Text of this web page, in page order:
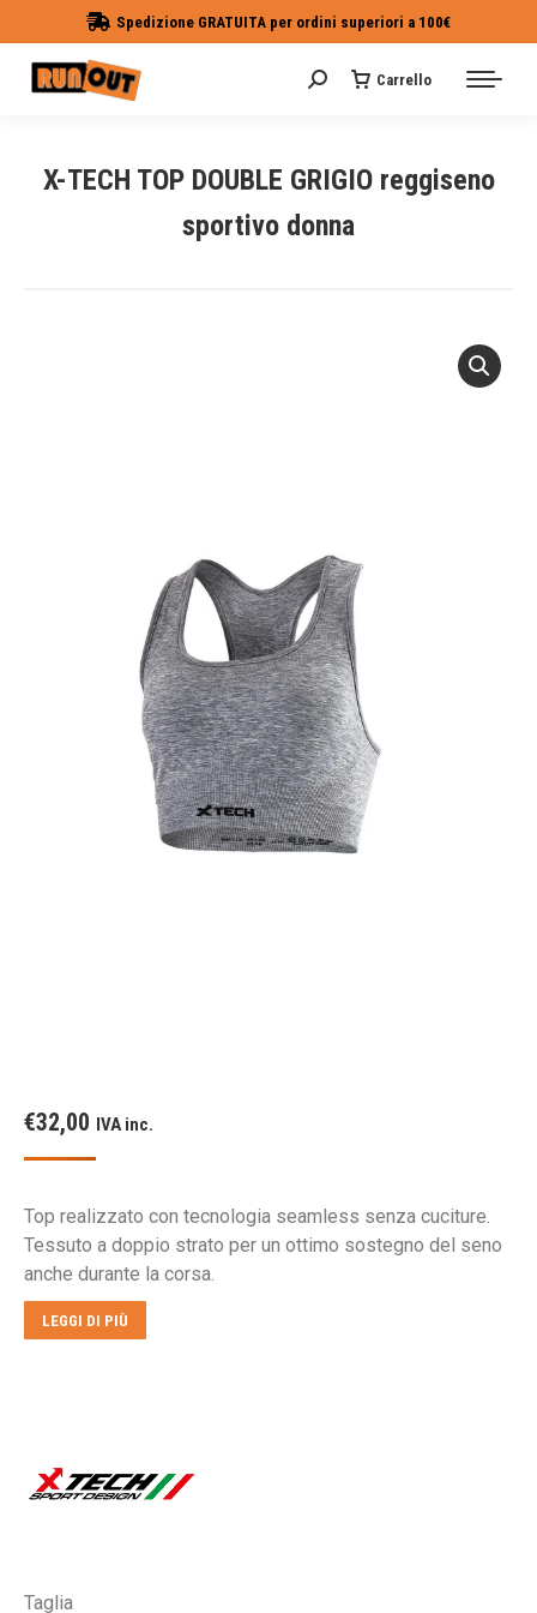
Spedizione GRATUITA per ordini superiori a 100€
Cerca: Carrello
X-TECH TOP DOUBLE GRIGIO reggiseno
sportivo donna
€32,00 IVA inc.
Top realizzato con tecnologia seamless senza cuciture.
Tessuto a doppio strato per un ottimo sostegno del seno
anche durante la corsa.
LEGGI DI PIÙ
Taglia